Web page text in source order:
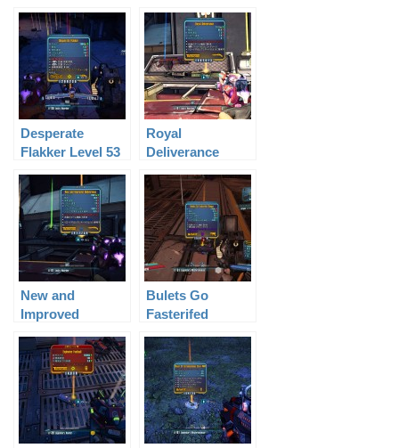
Desperate
Flakker Level 53
Royal
Deliverance
New and
Improved
Level 61
Bulets Go
Fasterifed